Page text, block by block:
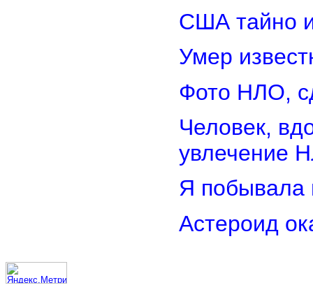
США тайно
Умер
Фото НЛО,
Человек,
увлечение
Я побывала
Астероид